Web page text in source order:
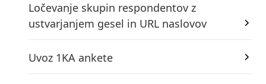
Ločevanje skupin respondentov z
ustvarjanjem gesel in URL naslovov
Uvoz 1KA ankete